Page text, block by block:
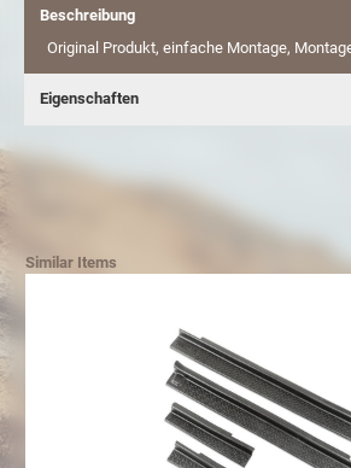
Beschreibung
Original Produkt, einfache Montage,
Eigenschaften
Similar Items